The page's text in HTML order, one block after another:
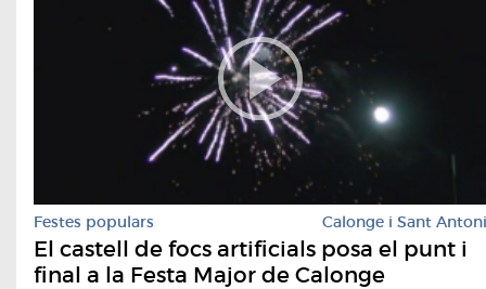
Festes populars Calonge i Sant Antoni
El castell de focs artificials posa el punt i
final a la Festa Major de Calonge